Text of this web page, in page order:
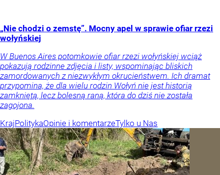
„Nie chodzi o zemstę”. Mocny apel w sprawie ofiar rzezi
wołyńskiej
W Buenos Aires potomkowie ofiar rzezi wołyńskiej wciąż
pokazują rodzinne zdjęcia i listy, wspominając bliskich
zamordowanych z niezwykłym okrucieństwem. Ich dramat
przypomina, że dla wielu rodzin Wołyń nie jest historią
zamkniętą, lecz bolesną raną, która do dziś nie została
zagojona.
KrajPolitykaOpinie i komentarzeTylko u Nas